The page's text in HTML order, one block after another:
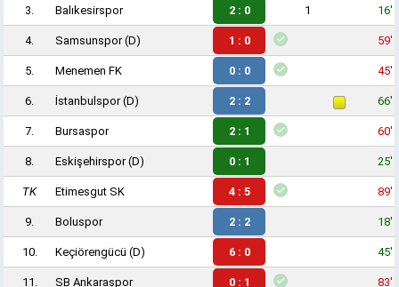
3. Balıkesirspor 2 : 0 1 16'
4. Samsunspor(D) 1 : 0 59'
5. Menemen FK 0 : 0 45'
6. İstanbulspor(D) 2 : 2 66'
7. Bursaspor 2 : 1 60'
8. Eskişehirspor(D) 0 : 1 25'
TK Etimesgut SK 4 : 5 89'
9. Boluspor 2 : 2 18'
10. Keçiörengücü (D) 6 : 0 45'
11. SB Ankaraspor 0 : 1 83'